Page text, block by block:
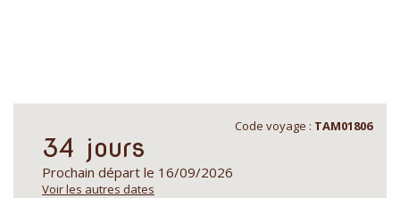
Code voyage : TAM01806
34 jours
Prochain départ le 16/09/2026
Voir les autres dates